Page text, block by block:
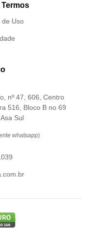
de Uso
nº 47, 606, Centro
516, Bloco B no 69
Sul
whatsapp)